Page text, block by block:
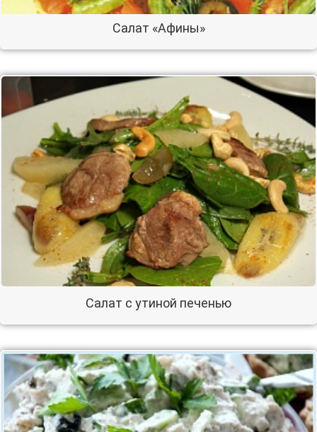
Салат «Афины»
Салат с утиной печенью